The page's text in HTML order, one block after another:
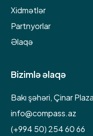
Xidmətlər
Partnyorlar
Əlaqə
Bizimlə əlaqə
Bakı şəhəri, Çinar
info@compass.az
(+994 50) 254 60 66